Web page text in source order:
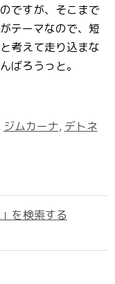
ですが、そこまで
テーマなので、短
考えて走り込まな
ばろうっと。
ジムカーナ, デトネ
を検索する